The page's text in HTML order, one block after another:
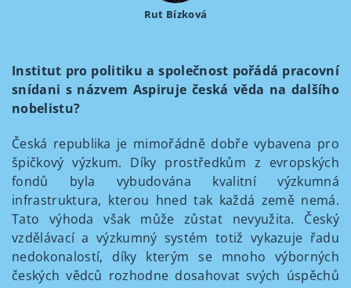
Rut Bízková
Institut pro politiku a společnost pořádá pracovní
snídani s názvem Aspiruje česká věda na dalšího
nobelistu?
Česká republika je mimořádně dobře vybavena pro
špičkový výzkum. Díky prostředkům z evropských
fondů byla vybudována kvalitní výzkumná
infrastruktura, kterou hned tak každá země nemá.
Tato výhoda však může zůstat nevyužita. Český
vzdělávací a výzkumný systém totiž vykazuje řadu
nedokonalostí, díky kterým se mnoho výborných
českých vědců rozhodne dosahovat svých úspěchů